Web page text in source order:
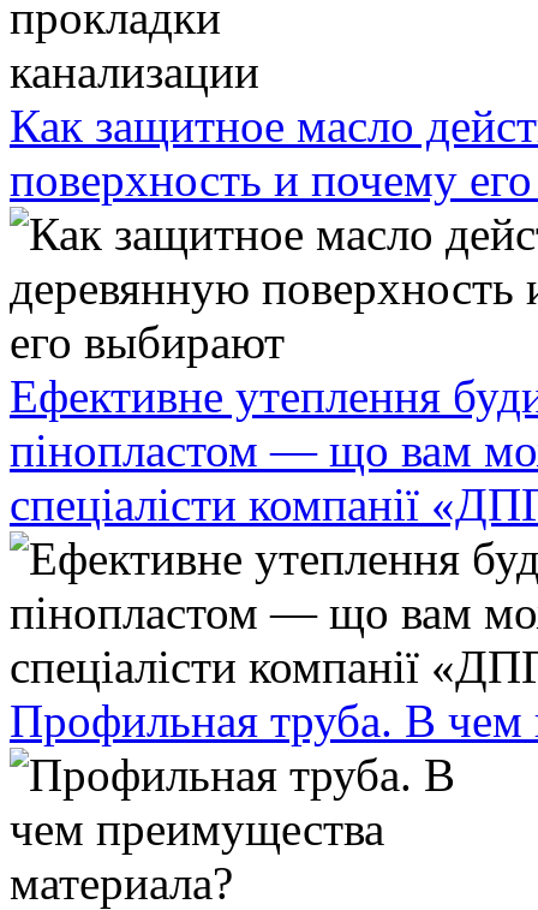
Как защитное масло
поверхность и почему
Ефективне утеплення
пінопластом — що вам
спеціалісти компанії
Профильная труба. В чем